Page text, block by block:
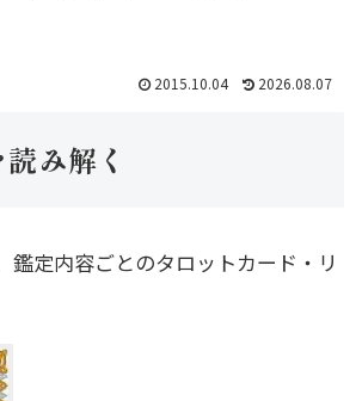
2015.10.04 2026.08.07
み解く
定内容ごとのタロットカード・リ